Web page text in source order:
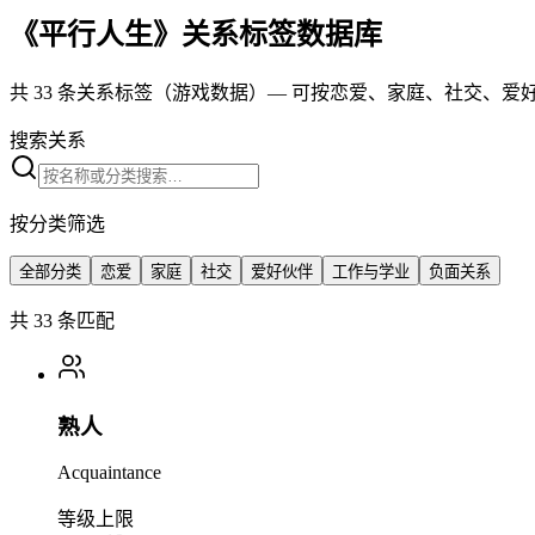
《平行人生》关系标签数据库
共 33 条关系标签（游戏数据）— 可按恋爱、家庭、社交、爱
搜索关系
按分类筛选
全部分类 恋爱 家庭 社交 爱好伙伴 工作与学业 负面关系
共 33 条匹配
熟人
Acquaintance
等级上限